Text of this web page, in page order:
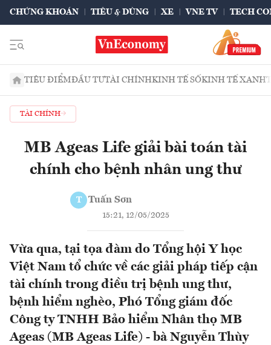
CHỨNG KHOÁN TIÊU & DÙNG XE VNE TV TECH
TIÊU ĐIỂMĐẦU TƯTÀI CHÍNHKINH TẾ SỐKINH TẾ XANH
TÀI CHÍNH
MB Ageas Life giải bài toán tài
chính cho bệnh nhân ung thư
T Tuấn Sơn
15:21, 12/05/2025
Vừa qua, tại tọa đàm do Tổng hội Y học
Việt Nam tổ chức về các giải pháp tiếp cận
tài chính trong điều trị bệnh ung thư,
bệnh hiểm nghèo, Phó Tổng giám đốc
Công ty TNHH Bảo hiểm Nhân thọ MB
Ageas (MB Ageas Life) - bà Nguyễn Thùy